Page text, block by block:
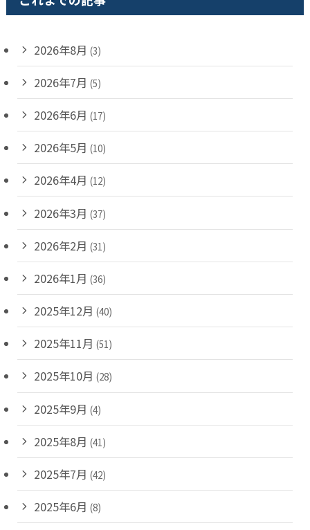
2026年8月 (3)
2026年7月 (5)
2026年6月 (17)
2026年5月 (10)
2026年4月 (12)
2026年3月 (37)
2026年2月 (31)
2026年1月 (36)
2025年12月 (40)
2025年11月 (51)
2025年10月 (28)
2025年9月 (4)
2025年8月 (41)
2025年7月 (42)
2025年6月 (8)